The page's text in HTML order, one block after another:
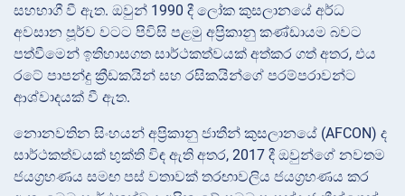
සහභාගී වී ඇත. ඔවුන් 1990 දී ලෝක කුසලානයේ අර්ධ
අවසාන පූර්ව වටට පිවිසි පළමු අප්‍රිකානු කණ්ඩායම බවට
පත්වීමෙන් ඉතිහාසගත සාර්ථකත්වයක් අත්කර ගත් අතර, එය
රටේ පාපන්දු ක්‍රීඩකයින් සහ රසිකයින්ගේ පරම්පරාවන්ට
ආශ්වාදයක් වී ඇත.
නොනවතින සිංහයන් අප්‍රිකානු ජාතීන් කුසලානයේ (AFCON) ද
සාර්ථකත්වයක් භුක්ති විඳ ඇති අතර, 2017 දී ඔවුන්ගේ නවතම
ජයග්‍රහණය සමඟ පස් වතාවක් තරඟාවලිය ජයග්‍රහණය කර